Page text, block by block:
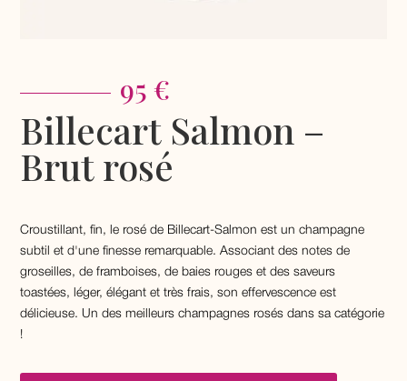
95 €
Billecart Salmon –
Brut rosé
Croustillant, fin, le rosé de Billecart-Salmon est un champagne
subtil et d'une finesse remarquable. Associant des notes de
groseilles, de framboises, de baies rouges et des saveurs
toastées, léger, élégant et très frais, son effervescence est
délicieuse. Un des meilleurs champagnes rosés dans sa catégorie
!